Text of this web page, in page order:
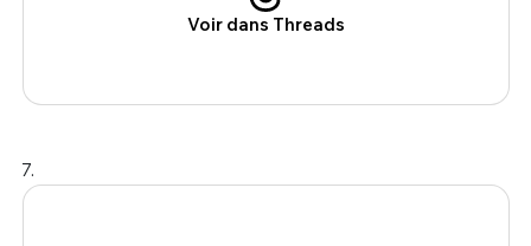
Voir dans Threads
7.